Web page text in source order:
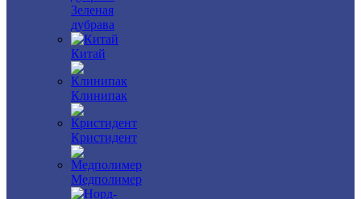
Зеленая
дубрава
Китай
Клинипак
Кристидент
Медполимер